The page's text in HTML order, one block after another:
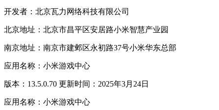
开发者：北京瓦力网络科技有限公司
北京地址：北京市昌平区安居路小米智慧产业园
南京地址：南京市建邺区永初路37号小米华东总部
应用名称：小米游戏中心
版本：13.5.0.70 更新时间：2025年3月24日
应用名称：小米游戏中心